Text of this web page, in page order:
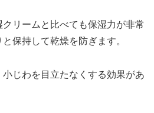
リームと比べても保湿力が非常
保持して乾燥を防ぎます。
じわを目立たなくする効果があ